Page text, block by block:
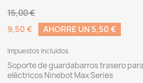
15,00 €
9,50 €
AHORRE UN 5,50 €
Impuestos incluidos
Soporte de guardabarros trasero
eléctricos Ninebot Max Series